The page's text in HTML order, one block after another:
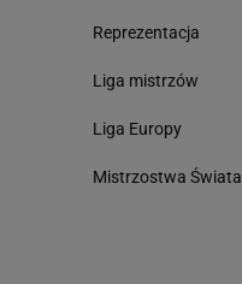
Reprezentacja
Liga mistrzów
Liga Europy
Mistrzostwa Świata